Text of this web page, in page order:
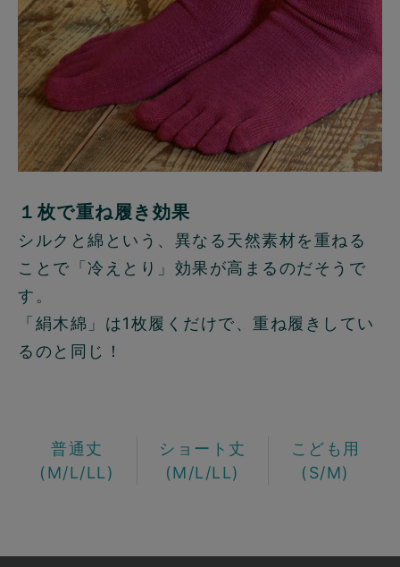
１枚で重ね履き効果
シルクと綿という、異なる天然素材を重ねる
ことで「冷えとり」効果が高まるのだそうで
す。
「絹木綿」は1枚履くだけで、重ね履きしてい
るのと同じ！
普通丈
(M/L/LL)
ショート丈
(M/L/LL)
こども用
(S/M)